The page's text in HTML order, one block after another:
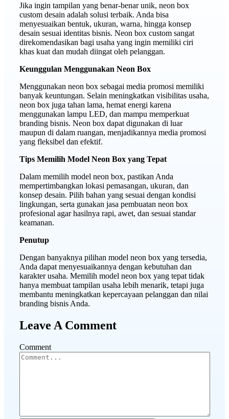
Jika ingin tampilan yang benar-benar unik, neon box
custom desain adalah solusi terbaik. Anda bisa
menyesuaikan bentuk, ukuran, warna, hingga konsep
desain sesuai identitas bisnis. Neon box custom sangat
direkomendasikan bagi usaha yang ingin memiliki ciri
khas kuat dan mudah diingat oleh pelanggan.
Keunggulan Menggunakan Neon Box
Menggunakan neon box sebagai media promosi memiliki
banyak keuntungan. Selain meningkatkan visibilitas usaha,
neon box juga tahan lama, hemat energi karena
menggunakan lampu LED, dan mampu memperkuat
branding bisnis. Neon box dapat digunakan di luar
maupun di dalam ruangan, menjadikannya media promosi
yang fleksibel dan efektif.
Tips Memilih Model Neon Box yang Tepat
Dalam memilih model neon box, pastikan Anda
mempertimbangkan lokasi pemasangan, ukuran, dan
konsep desain. Pilih bahan yang sesuai dengan kondisi
lingkungan, serta gunakan jasa pembuatan neon box
profesional agar hasilnya rapi, awet, dan sesuai standar
keamanan.
Penutup
Dengan banyaknya pilihan model neon box yang tersedia,
Anda dapat menyesuaikannya dengan kebutuhan dan
karakter usaha. Memilih model neon box yang tepat tidak
hanya membuat tampilan usaha lebih menarik, tetapi juga
membantu meningkatkan kepercayaan pelanggan dan nilai
branding bisnis Anda.
Leave A Comment
Comment